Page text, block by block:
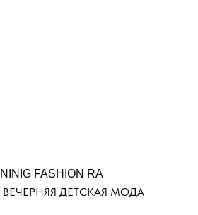
FASHION RA
ДЕТСКАЯ МОДА